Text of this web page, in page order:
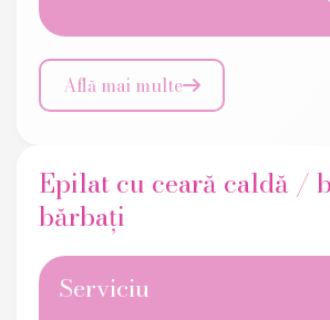
Află mai multe
Epilat cu ceară caldă /
bărbați
Serviciu